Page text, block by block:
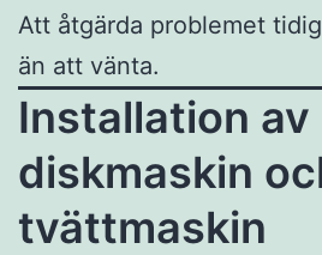
Att åtgärda problemet
än att vänta.
Installation av
diskmaskin
tvättmaskin